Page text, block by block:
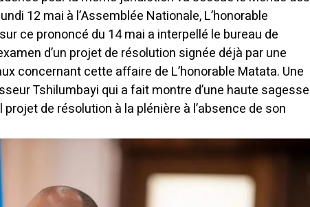
12 mai à l’Assemblée Nationale, L’honorable
ce prononcé du 14 mai a interpellé le bureau de
d’un projet de résolution signée déjà par une
concernant cette affaire de L’honorable Matata. Une
Tshilumbayi qui a fait montre d’une haute sagesse
de résolution à la plénière à l’absence de son